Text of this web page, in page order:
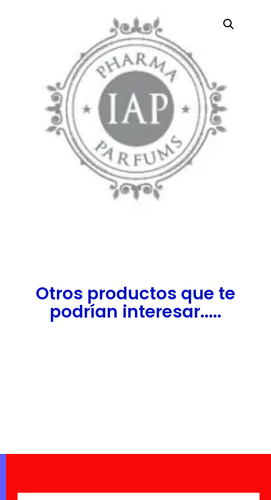
Otros productos que te
podrían interesar.....